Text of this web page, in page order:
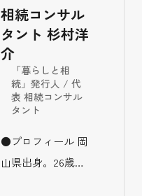
相続コンサル
タント 杉村洋
介
「暮らしと相
続」発行人 / 代
表 相続コンサル
タント
●プロフィール 岡
山県出身。26歳で